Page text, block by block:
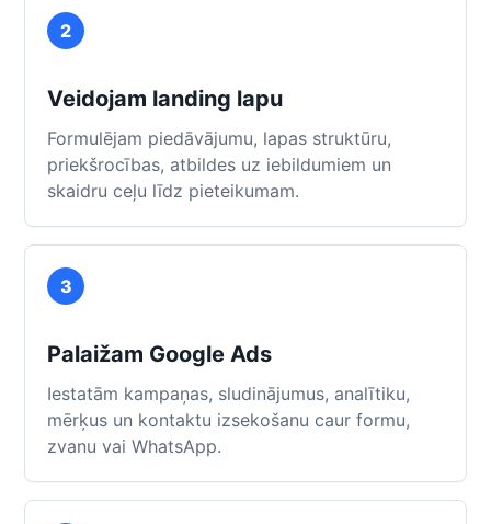
2
Veidojam landing lapu
Formulējam piedāvājumu, lapas struktūru,
priekšrocības, atbildes uz iebildumiem un
skaidru ceļu līdz pieteikumam.
3
Palaižam Google Ads
Iestatām kampaņas, sludinājumus, analītiku,
mērķus un kontaktu izsekošanu caur formu,
zvanu vai WhatsApp.